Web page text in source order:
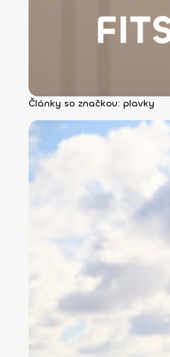
Články so značkou: plavky